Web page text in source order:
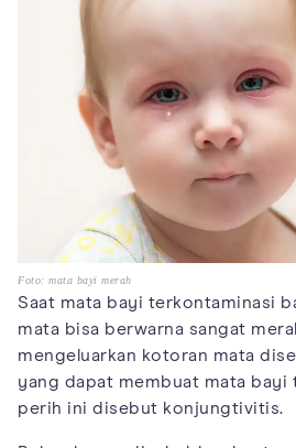
Foto: mata bayi merah
Saat mata bayi terkontaminasi
mata bisa berwarna sangat
mengeluarkan kotoran mata
yang dapat membuat mata bayi
perih ini disebut konjungtivitis.